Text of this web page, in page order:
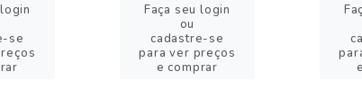
se
Faça seu login
ou
cadastre-se
para ver preços
e comprar